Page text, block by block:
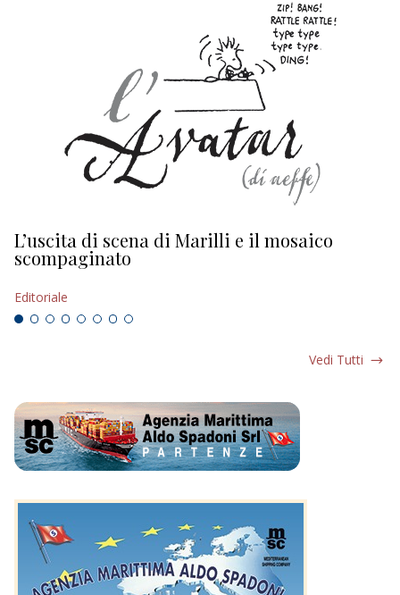
L’uscita di scena di Marilli e il mosaico
scompaginato
Editoriale
Vedi Tutti